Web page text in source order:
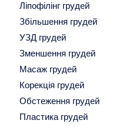
Ліпофілінг грудей
Збільшення грудей
УЗД грудей
Зменшення грудей
Масаж грудей
Корекція грудей
Обстеження грудей
Пластика грудей